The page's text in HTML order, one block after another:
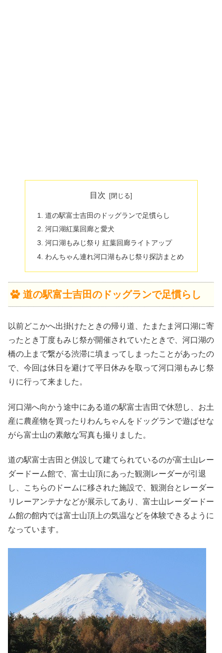
目次
道の駅富士吉田のドッグランで足慣らし
河口湖紅葉回廊と愛犬
河口湖もみじ祭り 紅葉回廊ライトアップ
わんちゃん連れ河口湖もみじ祭り探訪まとめ
道の駅富士吉田のドッグランで足慣らし
以前どこかへ出掛けたときの帰り道、たまたま河口湖に寄
ったとき丁度もみじ祭が開催されていたときで、河口湖の
橋の上まで繋がる渋滞に填まってしまったことがあったの
で、今回は休日を避けて平日休みを取って河口湖もみじ祭
りに行って来ました。
河口湖へ向かう途中にある道の駅富士吉田で休憩し、お土
産に農産物を買ったりわんちゃんをドッグランで遊ばせな
がら富士山の素敵な写真も撮りました。
道の駅富士吉田と併設して建てられているのが富士山レー
ダードーム館で、富士山頂にあった観測レーダーが引退
し、こちらのドームに移された施設で、観測台とレーダー
リレーアンテナなどが展示してあり、富士山レーダードー
ム館の館内では富士山頂上の気温などを体験できるように
なっています。